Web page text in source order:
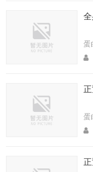
蛋
蛋